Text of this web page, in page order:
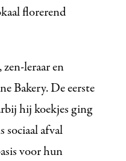
florerend
leraar en
Bakery. De eerste
hij koekjes ging
sociaal afval
voor hun